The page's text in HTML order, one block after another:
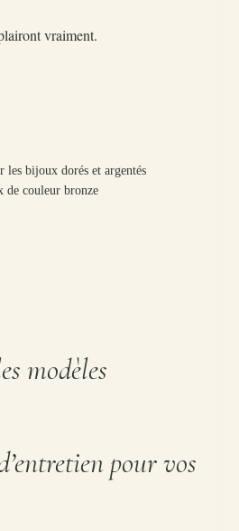
vraiment.
les bijoux dorés et argentés
couleur bronze
modèles
pour vos